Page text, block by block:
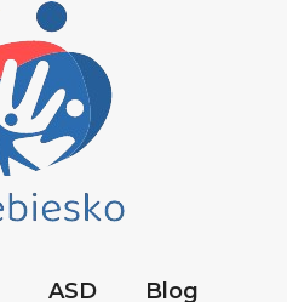
ASD Blog